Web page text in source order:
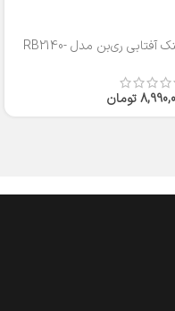
عینک آفتابی ری‌بن مدل RB2140-
تومان